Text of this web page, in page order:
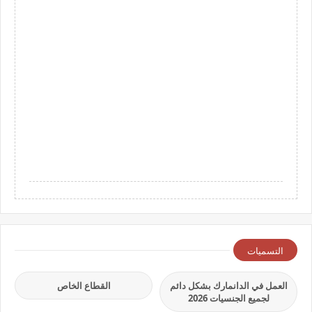
التسميات
العمل في الدانمارك بشكل دائم
لجميع الجنسيات 2026
القطاع الخاص